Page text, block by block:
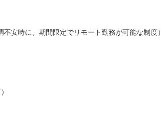
安時に、期間限定でリモート勤務が可能な制度）